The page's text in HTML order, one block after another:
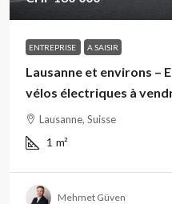
ENTREPRISE A SAISIR
Lausanne et environs –
vélos électriques à
Lausanne, Suisse
1 m²
Mehmet Güven